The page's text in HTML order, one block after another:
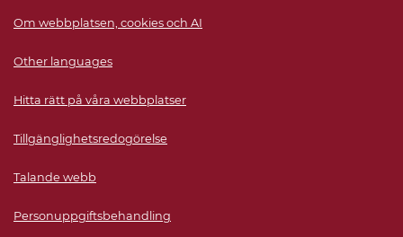
Om webbplatsen, cookies och AI
Other languages
Hitta rätt på våra webbplatser
Tillgänglighetsredogörelse
Talande webb
Personuppgiftsbehandling